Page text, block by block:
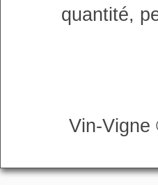
quantité,
Vin-Vigne